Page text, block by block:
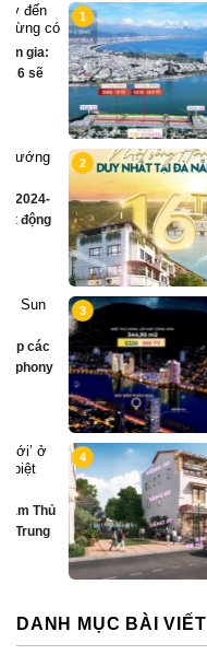
1
2
3
DANH MỤC BÀI VIẾT